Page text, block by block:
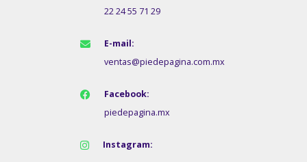
22 24 55 71 29
E-mail:
ventas@piedepagina.com.mx
Facebook:
piedepagina.mx
Instagram: